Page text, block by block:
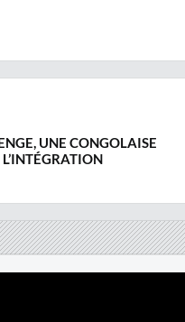
UNE CONGOLAISE